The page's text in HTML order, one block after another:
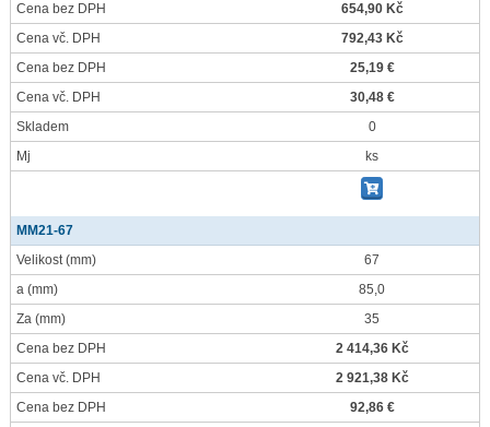
Cena bez DPH
654,90 Kč
Cena vč. DPH
792,43 Kč
Cena bez DPH
25,19 €
Cena vč. DPH
30,48 €
Skladem
0
Mj
ks
MM21-67
Velikost(mm)
67
a (mm)
85,0
Za (mm)
35
Cena bez DPH
2 414,36 Kč
Cena vč. DPH
2 921,38 Kč
Cena bez DPH
92,86 €